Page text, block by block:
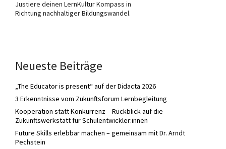
Justiere deinen LernKultur Kompass in
Richtung nachhaltiger Bildungswandel.
Neueste Beiträge
„The Educator is present“ auf der Didacta 2026
3 Erkenntnisse vom Zukunftsforum Lernbegleitung
Kooperation statt Konkurrenz – Rückblick auf die
Zukunftswerkstatt für Schulentwickler:innen
Future Skills erlebbar machen – gemeinsam mit Dr. Arndt
Pechstein